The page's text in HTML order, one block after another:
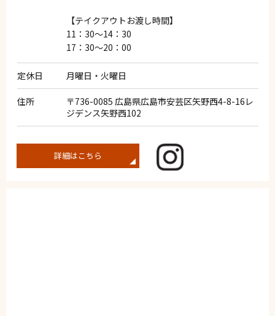
【テイクアウトお渡し時間】
11：30～14：30
17：30～20：00
定休日 月曜日・火曜日
住所
〒736-0085 広島県広島市安芸区矢野西4-8-16レ
ジデンス矢野西102
詳細はこちら